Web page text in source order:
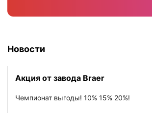
Новости
Акция от завода Braer
Чемпионат выгоды! 10% 15% 20%!